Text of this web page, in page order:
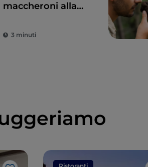
maccheroni alla
meraviglie
3 minuti